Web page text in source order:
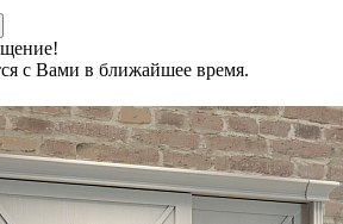
с Вами в ближайшее время.